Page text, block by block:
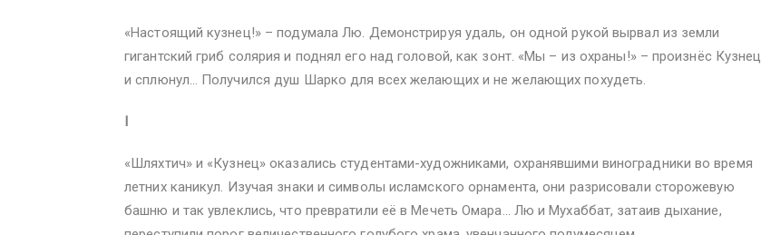
«Настоящий кузнец!» – подумала Лю. Демонстрируя удаль, он одной рукой вырвал из земли
гигантский гриб солярия и поднял его над головой, как зонт. «Мы – из охраны!» – произнёс Кузнец
и сплюнул… Получился душ Шарко для всех желающих и не желающих похудеть.
I
«Шляхтич» и «Кузнец» оказались студентами-художниками, охранявшими виноградники во время
летних каникул. Изучая знаки и символы исламского орнамента, они разрисовали сторожевую
башню и так увлеклись, что превратили её в Мечеть Омара… Лю и Мухаббат, затаив дыхание,